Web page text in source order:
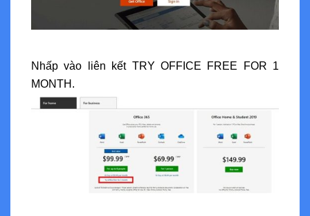
Nhấp vào liên kết TRY OFFICE FREE FOR 1
MONTH.